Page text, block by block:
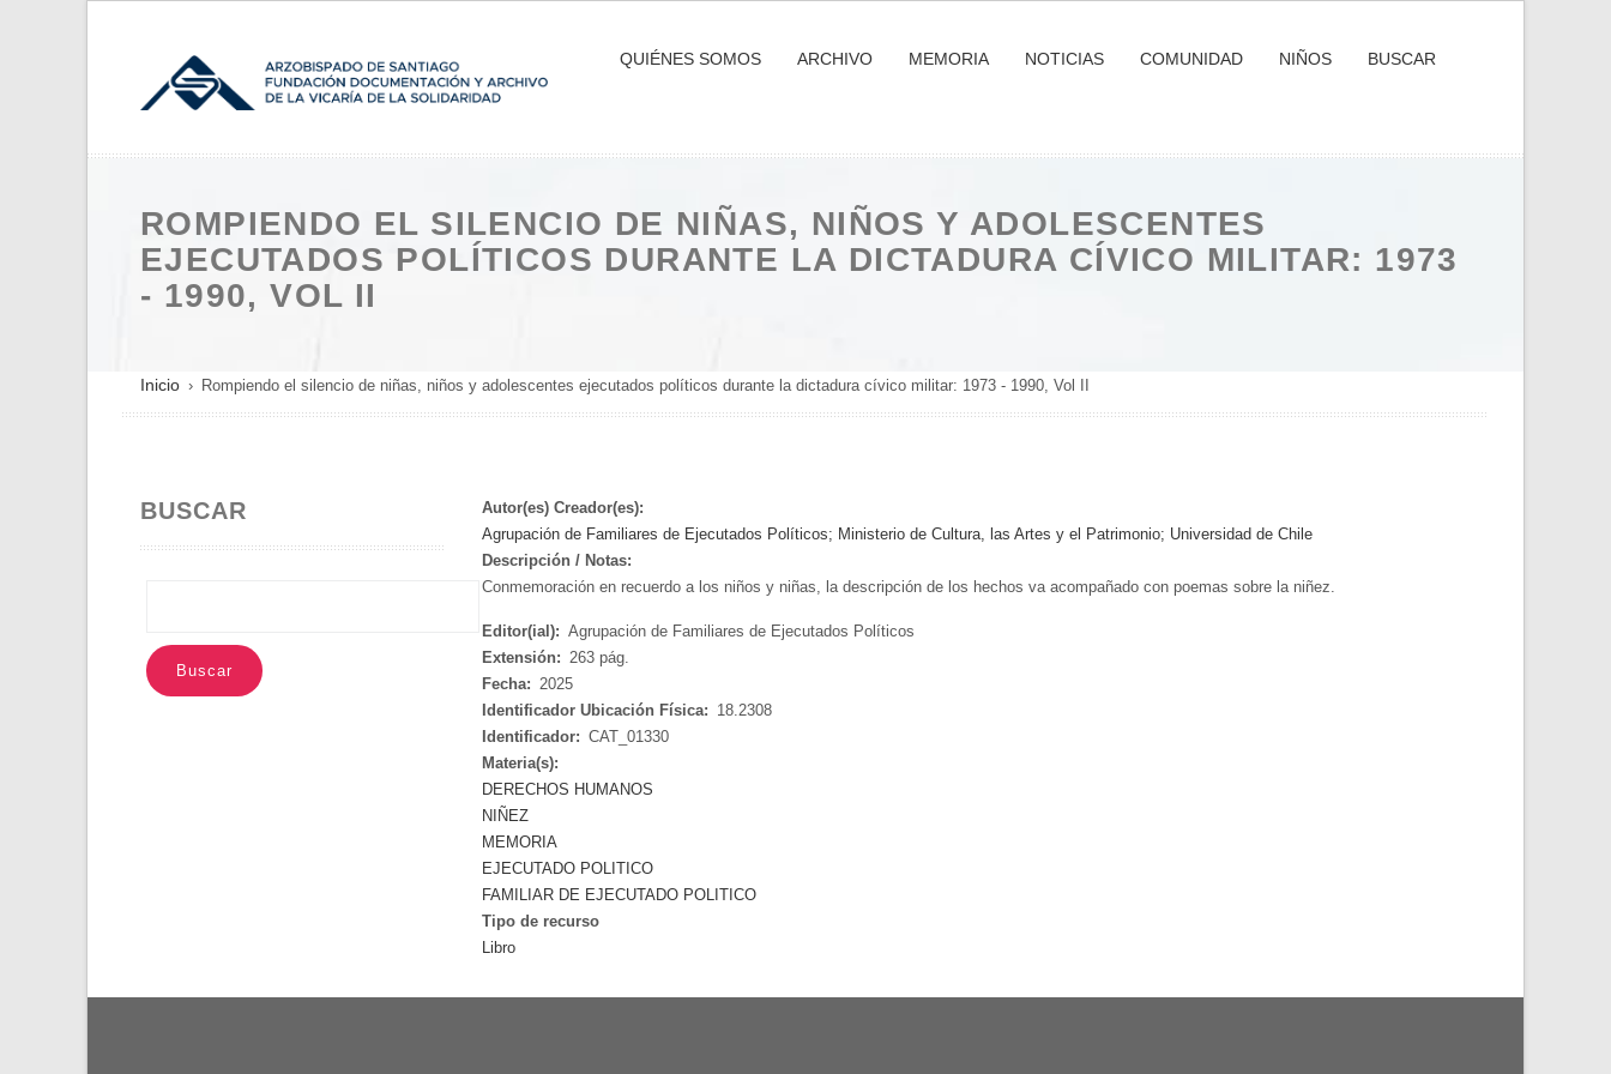
QUIÉNES SOMOS ARCHIVO MEMORIA NOTICIAS COMUNIDAD NIÑOS BUSCAR
ROMPIENDO EL SILENCIO DE NIÑAS, NIÑOS Y ADOLESCENTES
EJECUTADOS POLÍTICOS DURANTE LA DICTADURA CÍVICO MILITAR: 1973
- 1990, VOL II
SOBRESCRIBIR
ENLACES
A
LA
Inicio Rompiendo el silencio de niñas, niños y adolescentes ejecutados políticos durante la dictadura cívico militar: 1973 - 1990, Vol II
BUSCAR
Autor(es) Creador(es):
Agrupación de Familiares de Ejecutados Políticos; Ministerio de Cultura, las Artes y el Patrimonio; Universidad de Chile
Descripción / Notas:
Conmemoración en recuerdo a los niños y niñas, la descripción de los hechos va acompañado con poemas sobre la niñez.
Editor(ial): Agrupación de Familiares de Ejecutados Políticos
Extensión: 263 pág.
Fecha: 2025
Identificador Ubicación Física: 18.2308
Identificador: CAT_01330
Materia(s):
DERECHOS HUMANOS
NIÑEZ
MEMORIA
EJECUTADO POLITICO
FAMILIAR DE EJECUTADO POLITICO
Tipo de recurso
Libro